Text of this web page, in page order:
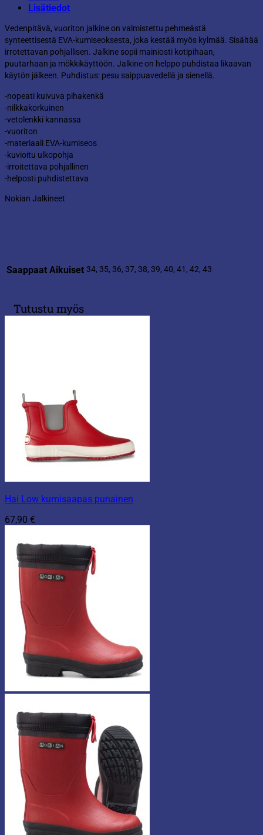
Lisätiedot
Vedenpitävä, vuoriton jalkine on valmistettu pehmeästä
synteettisestä EVA-kumiseoksesta, joka kestää myös kylmää. Sisältää
irrotettavan pohjallisen. Jalkine sopii mainiosti kotipihaan,
puutarhaan ja mökkikäyttöön. Jalkine on helppo puhdistaa likaavan
käytön jälkeen. Puhdistus: pesu saippuavedellä ja sienellä.
-nopeati kuivuva pihakenkä
-nilkkakorkuinen
-vetolenkki kannassa
-vuoriton
-materiaali EVA-kumiseos
-kuvioitu ulkopohja
-irroitettava pohjallinen
-helposti puhdistettava
Nokian Jalkineet
Saappaat Aikuiset 34, 35, 36, 37, 38, 39, 40, 41, 42, 43
Tutustu myös
Hai Low kumisaapas punainen
67,90 €